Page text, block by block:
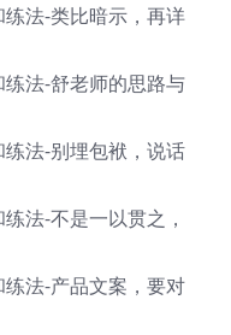
法-类比暗示，再详
法-舒老师的思路与
法-别埋包袱，说话
法-不是一以贯之，
法-产品文案，要对